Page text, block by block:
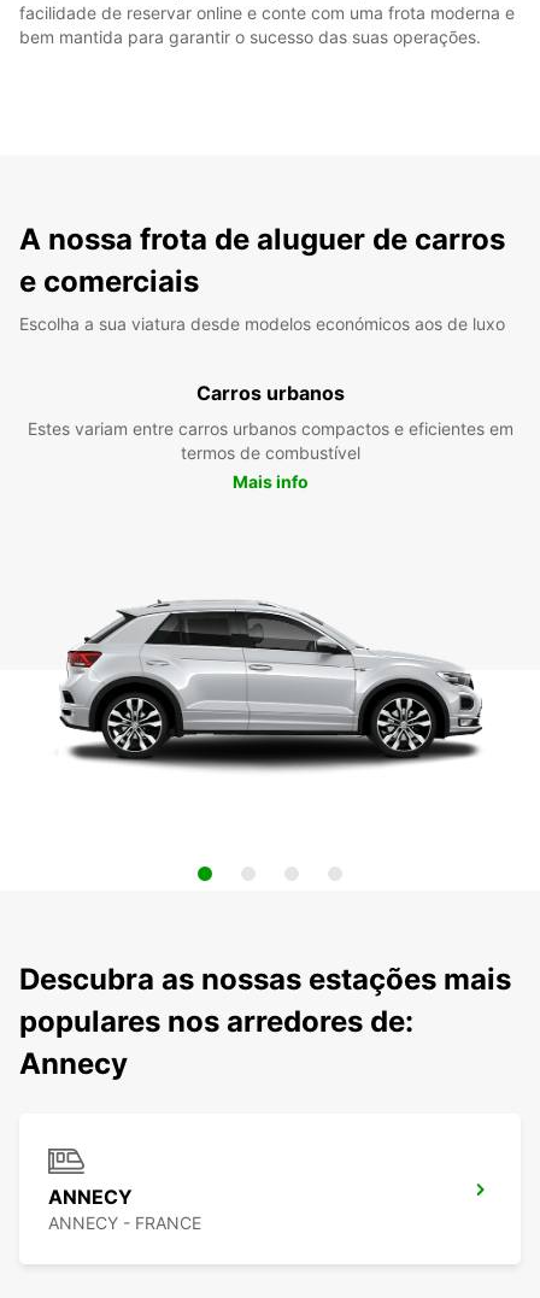
facilidade de reservar online e conte com uma frota moderna e
bem mantida para garantir o sucesso das suas operações.
A nossa frota de aluguer de carros
e comerciais
Escolha a sua viatura desde modelos económicos aos de luxo
Carros urbanos
Estes variam entre carros urbanos compactos e eficientes em
termos de combustível
Mais info
Descubra as nossas estações mais
populares nos arredores de:
Annecy
ANNECY
ANNECY - FRANCE